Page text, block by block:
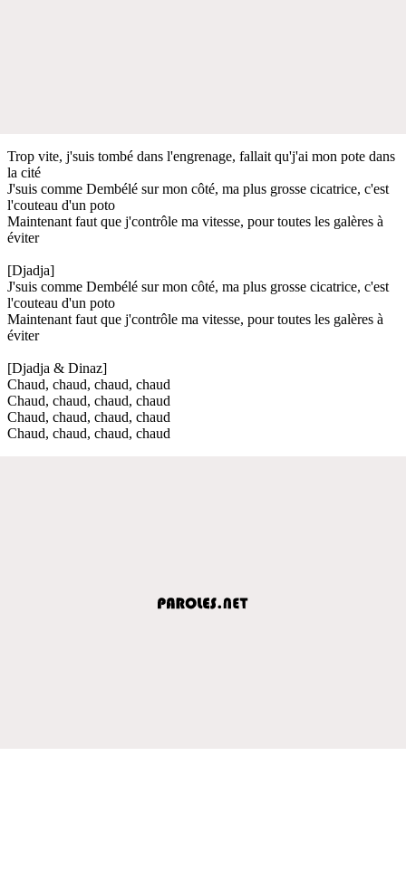
Trop vite, j'suis tombé dans l'engrenage, fallait qu'j'ai mon pote dans
la cité
J'suis comme Dembélé sur mon côté, ma plus grosse cicatrice, c'est
l'couteau d'un poto
Maintenant faut que j'contrôle ma vitesse, pour toutes les galères à
éviter
[Djadja]
J'suis comme Dembélé sur mon côté, ma plus grosse cicatrice, c'est
l'couteau d'un poto
Maintenant faut que j'contrôle ma vitesse, pour toutes les galères à
éviter
[Djadja & Dinaz]
Chaud, chaud, chaud, chaud
Chaud, chaud, chaud, chaud
Chaud, chaud, chaud, chaud
Chaud, chaud, chaud, chaud